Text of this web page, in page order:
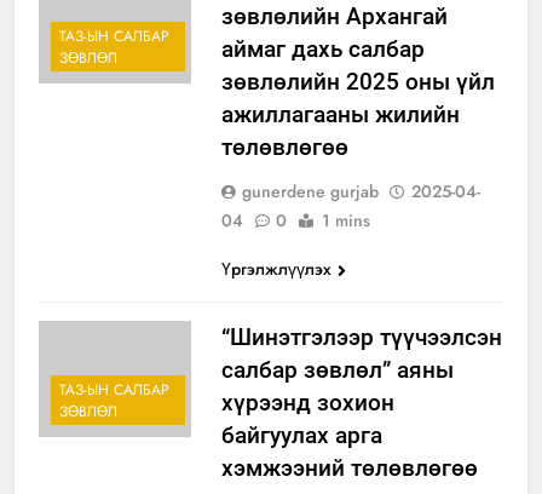
ТАЗ-ЫН САЛБАР
ЗӨВЛӨЛ
зөвлөлийн Архангай
аймаг дахь салбар
зөвлөлийн 2025 оны үйл
ажиллагааны жилийн
төлөвлөгөө
gunerdene gurjab
2025-04-
04
0
1 mins
Үргэлжлүүлэх
ТАЗ-ЫН САЛБАР
ЗӨВЛӨЛ
“Шинэтгэлээр түүчээлсэн
салбар зөвлөл” аяны
хүрээнд зохион
байгуулах арга
хэмжээний төлөвлөгөө